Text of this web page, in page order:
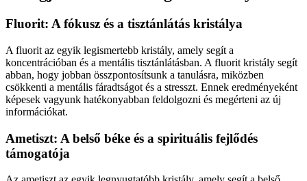
Fluorit: A fókusz és a tisztánlátás kristálya
A fluorit az egyik legismertebb kristály, amely segít a
koncentrációban és a mentális tisztánlátásban. A fluorit kristály segít
abban, hogy jobban összpontosítsunk a tanulásra, miközben
csökkenti a mentális fáradtságot és a stresszt. Ennek eredményeként
képesek vagyunk hatékonyabban feldolgozni és megérteni az új
információkat.
Ametiszt: A belső béke és a spirituális fejlődés
támogatója